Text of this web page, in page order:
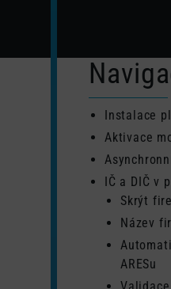
Instalace
Aktivace
IČ a DIČ v
Skrýt
Název
ARESu